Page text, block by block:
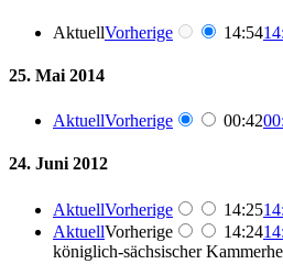
AktuellVorherige 14:54
25. Mai 2014
AktuellVorherige 00:42
24. Juni 2012
AktuellVorherige 14:25
AktuellVorherige 14:24
königlich-sächsischer